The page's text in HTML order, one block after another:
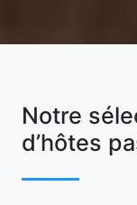
Notre
d’hôtes